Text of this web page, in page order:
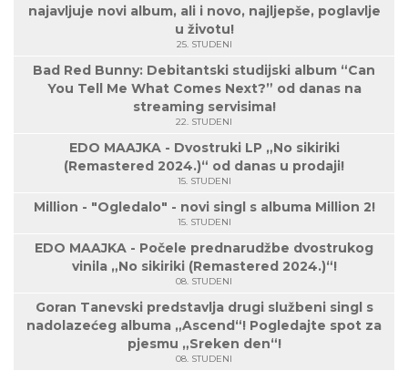
najavljuje novi album, ali i novo, najljepše, poglavlje
u životu!
25. STUDENI
Bad Red Bunny: Debitantski studijski album “Can
You Tell Me What Comes Next?” od danas na
streaming servisima!
22. STUDENI
EDO MAAJKA - Dvostruki LP „No sikiriki
(Remastered 2024.)“ od danas u prodaji!
15. STUDENI
Million - "Ogledalo" - novi singl s albuma Million 2!
15. STUDENI
EDO MAAJKA - Počele prednarudžbe dvostrukog
vinila „No sikiriki (Remastered 2024.)“!
08. STUDENI
Goran Tanevski predstavlja drugi službeni singl s
nadolazećeg albuma „Ascend“! Pogledajte spot za
pjesmu „Sreken den“!
08. STUDENI